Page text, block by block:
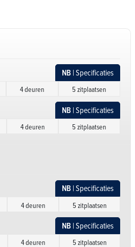
NB | Specificaties
4 deuren 5 zitplaatsen
NB | Specificaties
4 deuren 5 zitplaatsen
NB | Specificaties
4 deuren 5 zitplaatsen
NB | Specificaties
4 deuren 5 zitplaatsen